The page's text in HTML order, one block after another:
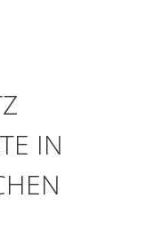
IN